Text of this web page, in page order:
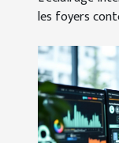
les foyers